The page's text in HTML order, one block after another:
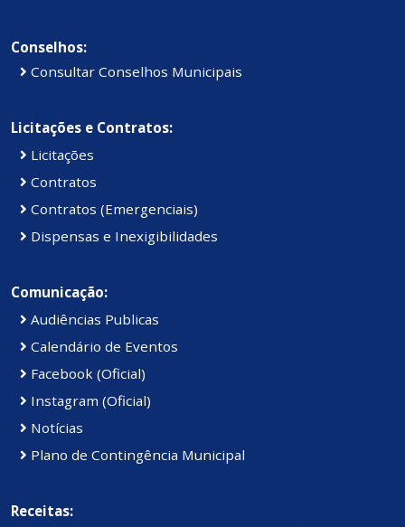
Conselhos:
Consultar Conselhos Municipais
Licitações e Contratos:
Licitações
Contratos
Contratos (Emergenciais)
Dispensas e Inexigibilidades
Comunicação:
Audiências Publicas
Calendário de Eventos
Facebook (Oficial)
Instagram (Oficial)
Notícias
Plano de Contingência Municipal
Receitas: